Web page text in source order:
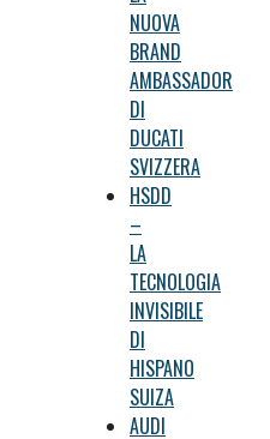
NUOVA
BRAND
AMBASSADOR
DI
DUCATI
SVIZZERA
HSDD
–
LA
TECNOLOGIA
INVISIBILE
DI
HISPANO
SUIZA
AUDI